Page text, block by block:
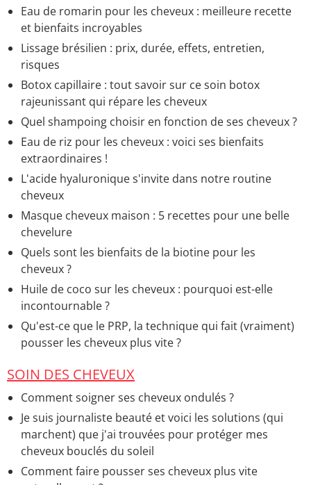
Eau de romarin pour les cheveux : meilleure recette
et bienfaits incroyables
Lissage brésilien : prix, durée, effets, entretien,
risques
Botox capillaire : tout savoir sur ce soin botox
rajeunissant qui répare les cheveux
Quel shampoing choisir en fonction de ses cheveux ?
Eau de riz pour les cheveux : voici ses bienfaits
extraordinaires !
L'acide hyaluronique s'invite dans notre routine
cheveux
Masque cheveux maison : 5 recettes pour une belle
chevelure
Quels sont les bienfaits de la biotine pour les
cheveux ?
Huile de coco sur les cheveux : pourquoi est-elle
incontournable ?
Qu'est-ce que le PRP, la technique qui fait (vraiment)
pousser les cheveux plus vite ?
SOIN DES CHEVEUX
Comment soigner ses cheveux ondulés ?
Je suis journaliste beauté et voici les solutions (qui
marchent) que j'ai trouvées pour protéger mes
cheveux bouclés du soleil
Comment faire pousser ses cheveux plus vite